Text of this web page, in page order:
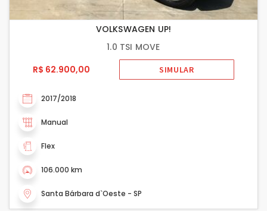
VOLKSWAGEN UP!
1.0 TSI MOVE
R$ 62.900,00
SIMULAR
2017/2018
Manual
Flex
106.000 km
Santa Bárbara d`Oeste - SP